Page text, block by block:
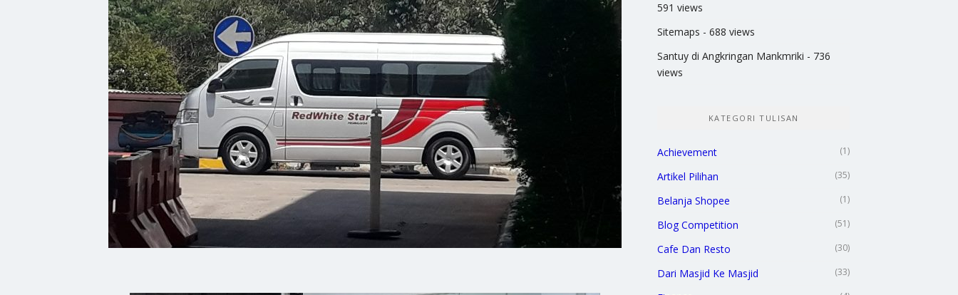
591 views
Sitemaps - 688 views
Santuy di Angkringan Mankmriki - 736
views
KATEGORI TULISAN
Achievement (1)
Artikel Pilihan (35)
Belanja Shopee (1)
Blog Competition (51)
Cafe Dan Resto (30)
Dari Masjid Ke Masjid (33)